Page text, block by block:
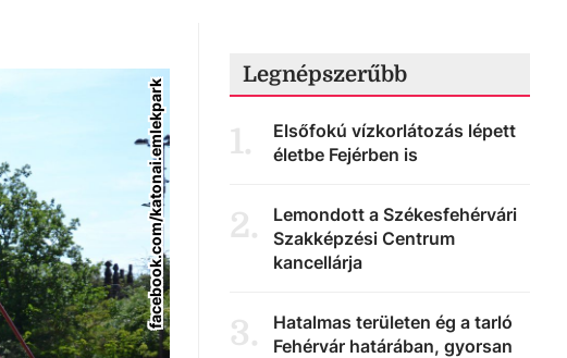
facebook.com/katonai.emlekpark
Legnépszerűbb
1.
Elsőfokú vízkorlátozás lépett
életbe Fejérben is
2.
Lemondott a Székesfehérvári
Szakképzési Centrum
kancellárja
3.
Hatalmas területen ég a tarló
Fehérvár határában, gyorsan